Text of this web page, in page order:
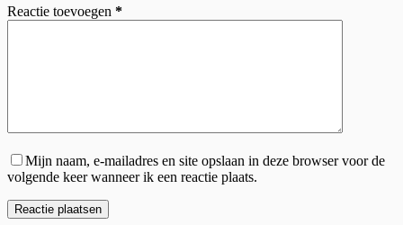
Reactie toevoegen *
Mijn naam, e-mailadres en site opslaan in deze browser voor de
volgende keer wanneer ik een reactie plaats.
Reactie plaatsen